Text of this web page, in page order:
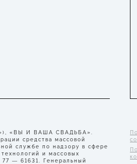
«ВЫ И ВАША СВАДЬБА».
средства массовой
службе по надзору в сфере
и массовых
— 61631. Генеральный